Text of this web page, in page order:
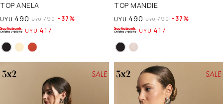
TOP ANELA
UYU 490 UYU 790 37
UYU 417
TOP MANDIE
UYU 490 UYU 790 37
UYU 417